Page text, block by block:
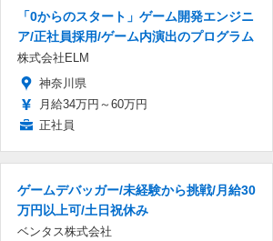
「0からのスタート」ゲーム開発エンジニ
ア/正社員採用/ゲーム内演出のプログラム
株式会社ELM
神奈川県
月給34万円～60万円
正社員
ゲームデバッガー/未経験から挑戦/月給30
万円以上可/土日祝休み
ベンタス株式会社